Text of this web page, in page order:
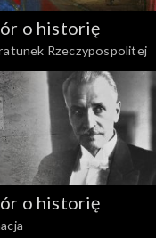
o historię
Rzeczypospolitej
o historię